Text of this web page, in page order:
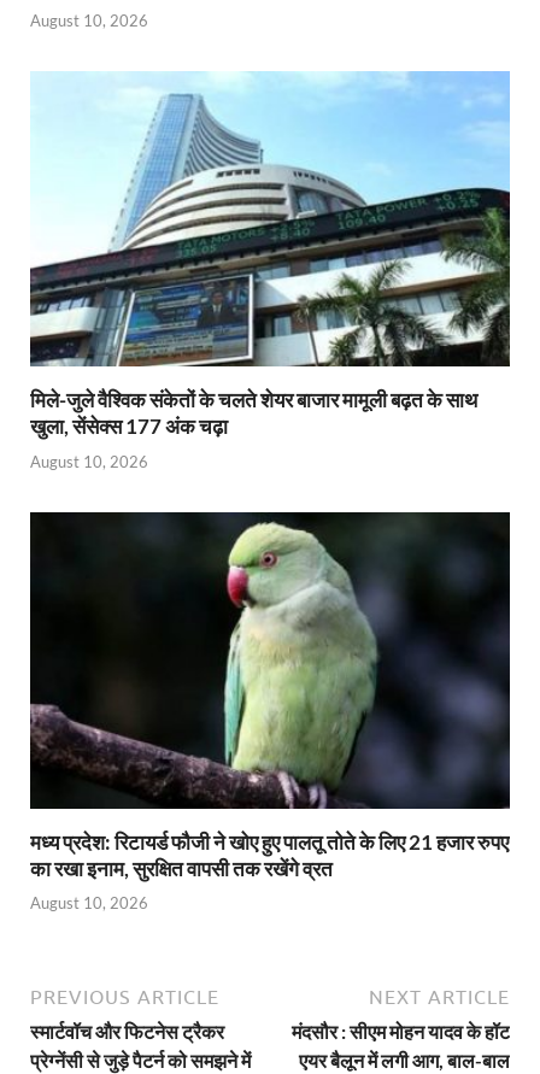
August 10, 2026
मिले-जुले वैश्विक संकेतों के चलते शेयर बाजार मामूली बढ़त के साथ
खुला, सेंसेक्स 177 अंक चढ़ा
August 10, 2026
मध्य प्रदेश: रिटायर्ड फौजी ने खोए हुए पालतू तोते के लिए 21 हजार रुपए
का रखा इनाम, सुरक्षित वापसी तक रखेंगे व्रत
August 10, 2026
PREVIOUS ARTICLE
स्मार्टवॉच और फिटनेस ट्रैकर
प्रेग्नेंसी से जुड़े पैटर्न को समझने में
NEXT ARTICLE
मंदसौर : सीएम मोहन यादव के हॉट
एयर बैलून में लगी आग, बाल-बाल